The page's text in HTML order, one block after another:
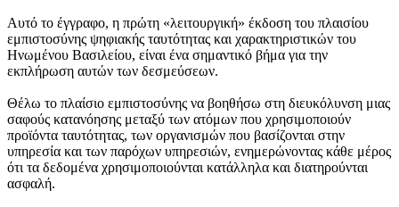
Αυτό το έγγραφο, η πρώτη «λειτουργική» έκδοση του πλαισίου
εμπιστοσύνης ψηφιακής ταυτότητας και χαρακτηριστικών του
Ηνωμένου Βασιλείου, είναι ένα σημαντικό βήμα για την
εκπλήρωση αυτών των δεσμεύσεων.
Θέλω το πλαίσιο εμπιστοσύνης να βοηθήσω στη διευκόλυνση μιας
σαφούς κατανόησης μεταξύ των ατόμων που χρησιμοποιούν
προϊόντα ταυτότητας, των οργανισμών που βασίζονται στην
υπηρεσία και των παρόχων υπηρεσιών, ενημερώνοντας κάθε μέρος
ότι τα δεδομένα χρησιμοποιούνται κατάλληλα και διατηρούνται
ασφαλή.